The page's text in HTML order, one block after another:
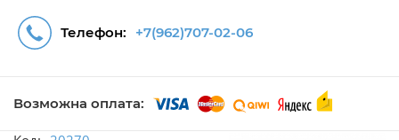
Телефон: +7(962)707-02-06
Возможна оплата: